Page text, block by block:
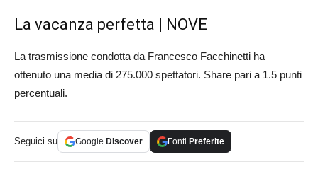
La vacanza perfetta | NOVE
La trasmissione condotta da Francesco Facchinetti ha
ottenuto una media di 275.000 spettatori. Share pari a 1.5 punti
percentuali.
Seguici su Google Discover Fonti Preferite